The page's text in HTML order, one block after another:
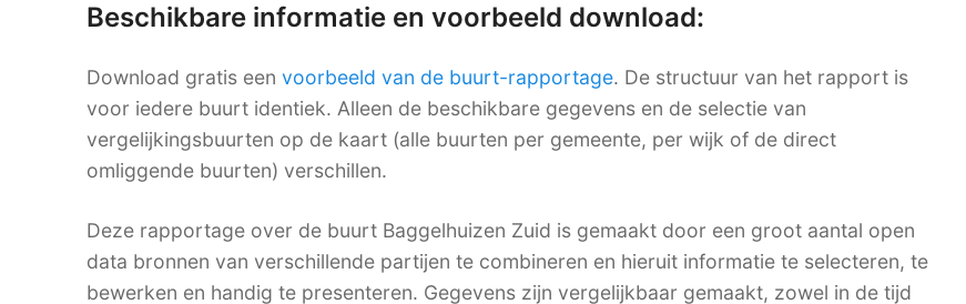
Beschikbare informatie en voorbeeld download:
Download gratis een voorbeeld van de buurt-rapportage. De structuur van het rapport is
voor iedere buurt identiek. Alleen de beschikbare gegevens en de selectie van
vergelijkingsbuurten op de kaart (alle buurten per gemeente, per wijk of de direct
omliggende buurten) verschillen.
Deze rapportage over de buurt Baggelhuizen Zuid is gemaakt door een groot aantal open
data bronnen van verschillende partijen te combineren en hieruit informatie te selecteren, te
bewerken en handig te presenteren. Gegevens zijn vergelijkbaar gemaakt, zowel in de tijd